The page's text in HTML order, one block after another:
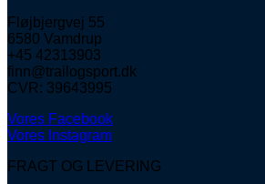
Fløjbjergvej 55
6580 Vamdrup
+45 42313903
finn@trailogsport.dk
CVR: 39643995
Vores Facebook
Vores Instagram
FRAGT OG LEVERING